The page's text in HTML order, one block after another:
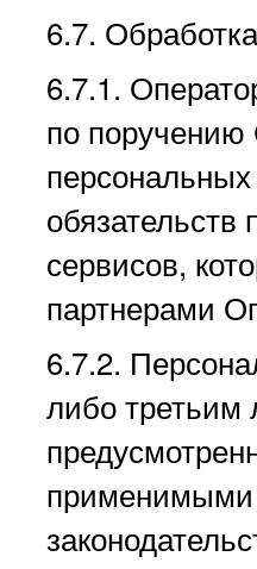
6.7.
6.7.1.
по поручению
обязательств
сервисов,
партнерами
6.7.2.
либо третьим